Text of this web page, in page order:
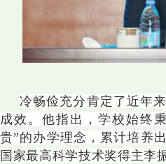
冷畅俭充分肯定了近年
成效。他指出，学校始终
贵”的办学理念，累计培养
国家最高科学技术奖得主李